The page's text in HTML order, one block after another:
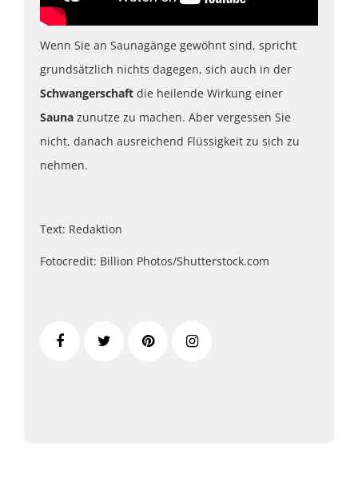
Wenn Sie an Saunagänge gewöhnt sind, spricht
grundsätzlich nichts dagegen, sich auch in der
Schwangerschaft die heilende Wirkung einer
Sauna zunutze zu machen. Aber vergessen Sie
nicht, danach ausreichend Flüssigkeit zu sich zu
nehmen.
Text: Redaktion
Fotocredit: Billion Photos/Shutterstock.com